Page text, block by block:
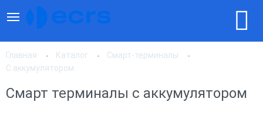
Главная Каталог
Смарт-терминалы
С аккумулятором
Смарт терминалы с аккумулятором
По популярности